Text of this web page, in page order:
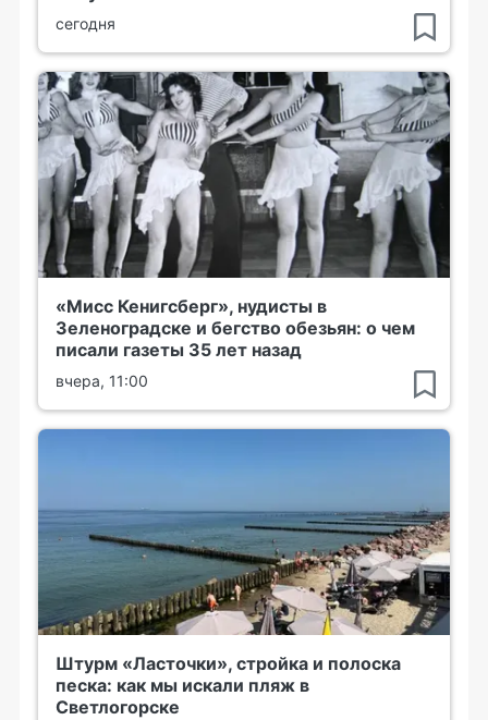
сегодня
«Мисс Кенигсберг», нудисты в
Зеленоградске и бегство обезьян: о чем
писали газеты 35 лет назад
вчера, 11:00
Штурм «Ласточки», стройка и полоска
песка: как мы искали пляж в
Светлогорске